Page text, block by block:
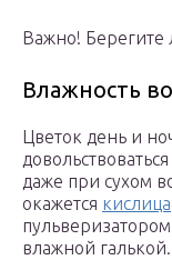
Важно! Берегите
Влажность
Цветок день и
даже при сухом
окажется кислица
влажной галькой.